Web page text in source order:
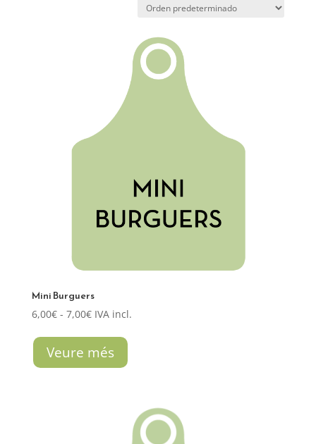
Mini Burguers
6,00€ - 7,00€Rango
precios:
IVA incl.
Veure més